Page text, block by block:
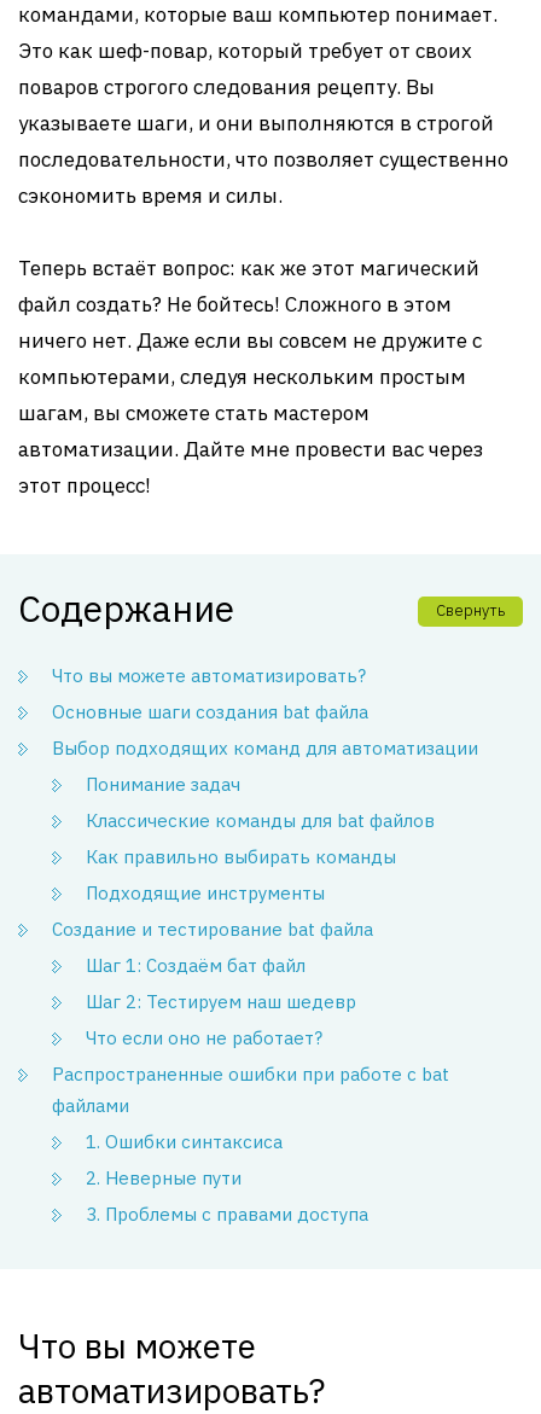
командами, которые ваш компьютер понимает.
Это как шеф-повар, который требует от своих
поваров строгого следования рецепту. Вы
указываете шаги, и они выполняются в строгой
последовательности, что позволяет существенно
сэкономить время и силы.
Теперь встаёт вопрос: как же этот магический
файл создать? Не бойтесь! Сложного в этом
ничего нет. Даже если вы совсем не дружите с
компьютерами, следуя нескольким простым
шагам, вы сможете стать мастером
автоматизации. Дайте мне провести вас через
этот процесс!
Содержание Свернуть
Что вы можете автоматизировать?
Основные шаги создания bat файла
Выбор подходящих команд для автоматизации
Понимание задач
Классические команды для bat файлов
Как правильно выбирать команды
Подходящие инструменты
Создание и тестирование bat файла
Шаг 1: Создаём бат файл
Шаг 2: Тестируем наш шедевр
Что если оно не работает?
Распространенные ошибки при работе с bat
файлами
1. Ошибки синтаксиса
2. Неверные пути
3. Проблемы с правами доступа
Что вы можете
автоматизировать?